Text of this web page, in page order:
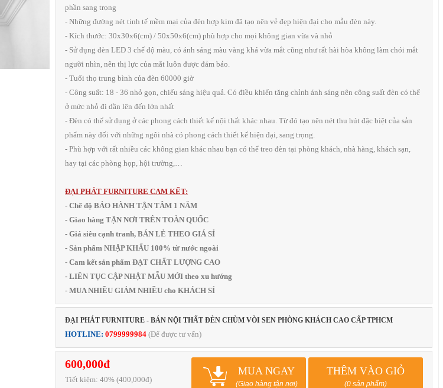
phần sang trọng
- Những đường nét tinh tế mềm mại của đèn hợp kim đã tạo nên vẻ đẹp hiện đại cho mẫu đèn này.
- Kích thước: 30x30x6(cm) / 50x50x6(cm) phù hợp cho mọi không gian vừa và nhỏ
- Sử dụng đèn LED 3 chế độ màu, có ánh sáng màu vàng khá vừa mắt cũng như rất hài hòa không làm chói mắt
người nhìn, nên thị lực của mắt luôn được đảm bảo.
- Tuổi thọ trung bình của đèn 60000 giờ
- Công suất: 18 - 36 nhỏ gọn, chiếu sáng hiệu quả. Có điều khiển tăng chỉnh ánh sáng nên công suất đèn có thể
ở mức nhỏ đi dần lên đến lớn nhất
- Đèn có thể sử dụng ở các phong cách thiết kế nội thất khác nhau. Từ đó tạo nên nét thu hút đặc biệt của sản
phẩm này đối với những ngôi nhà có phong cách thiết kế hiện đại, sang trọng.
- Phù hợp với rất nhiều các không gian khác nhau bạn có thể treo đèn tại phòng khách, nhà hàng, khách sạn,
hay tại các phòng họp, hội trường,…
ĐẠI PHÁT FURNITURE CAM KẾT:
- Chế độ BẢO HÀNH TẬN TÂM 1 NĂM
- Giao hàng TẬN NƠI TRÊN TOÀN QUỐC
- Giá siêu cạnh tranh, BÁN LẺ THEO GIÁ SỈ
- Sản phẩm NHẬP KHẨU 100% từ nước ngoài
- Cam kết sản phẩm ĐẠT CHẤT LƯỢNG CAO
- LIÊN TỤC CẬP NHẬT MẪU MỚI theo xu hướng
- MUA NHIỀU GIẢM NHIỀU cho KHÁCH SỈ
ĐẠI PHÁT FURNITURE - BÁN NỘI THẤT ĐÈN CHÙM VÒI SEN PHÒNG KHÁCH CAO CẤP TPHCM
HOTLINE:0799999984 (Để được tư vấn)
600,000đ
Tiết kiệm:40% (400,000đ)
MUA NGAY
(Giao hàng tận nơi)
THÊM VÀO GIỎ
(0 sản phẩm)